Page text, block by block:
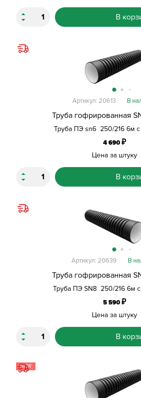
В
Труба гофрированная
Труба ПЭ sn6 250/216 6м с
Артикул: 20613 В
4 690₽
Цена за штуку
В
Труба гофрированная
Труба ПЭ SN8 250/216 6м с
Артикул: 20639 В
5 590₽
Цена за штуку
В
NEW